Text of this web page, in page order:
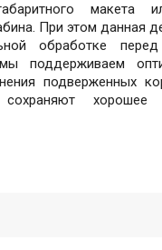
макета
При этом данная
обработке перед
поддерживаем
подверженных
хорошее